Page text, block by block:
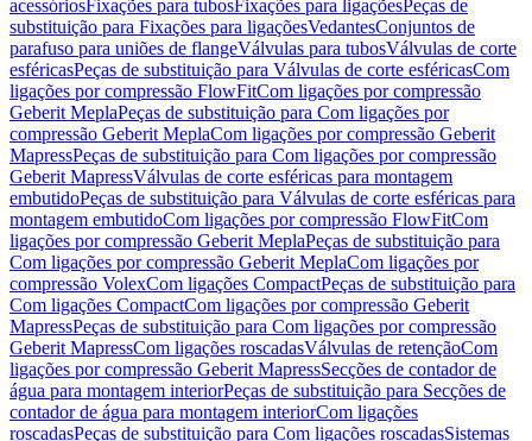
acessóriosFixações para tubosFixações para ligaçõesPeças de
substituição para Fixações para ligaçõesVedantesConjuntos de
parafuso para uniões de flangeVálvulas para tubosVálvulas de corte
esféricasPeças de substituição para Válvulas de corte esféricasCom
ligações por compressão FlowFitCom ligações por compressão
Geberit MeplaPeças de substituição para Com ligações por
compressão Geberit MeplaCom ligações por compressão Geberit
MapressPeças de substituição para Com ligações por compressão
Geberit MapressVálvulas de corte esféricas para montagem
embutidoPeças de substituição para Válvulas de corte esféricas para
montagem embutidoCom ligações por compressão FlowFitCom
ligações por compressão Geberit MeplaPeças de substituição para
Com ligações por compressão Geberit MeplaCom ligações por
compressão VolexCom ligações CompactPeças de substituição para
Com ligações CompactCom ligações por compressão Geberit
MapressPeças de substituição para Com ligações por compressão
Geberit MapressCom ligações roscadasVálvulas de retençãoCom
ligações por compressão Geberit MapressSecções de contador de
água para montagem interiorPeças de substituição para Secções de
contador de água para montagem interiorCom ligações
roscadasPeças de substituição para Com ligações roscadasSistemas